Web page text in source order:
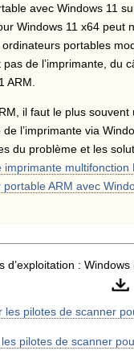
avec Windows 11
Windows 11 x64 peut
portables
de l’imprimante, du
ARM.
il faut le plus
l’imprimante via
du problème et les
ARM avec
:
les pilotes de scanner
pilotes de scanner